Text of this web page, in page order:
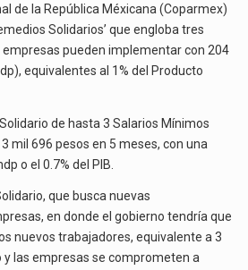
El superávit comercial de México con Estados Unidos alcanzó 102,581 millones de dólares (mdd) en…
El Tribunal Federal de Justicia Administrativa (TFJA), a través de su Segunda Sala Regional en…
‘REMEDIOS
SOLIDARIOS’
PARA
PROTEGER
de la República Méxicana (Coparmex)
Solidarios’ que engloba tres
pueden implementar con 204
equivalentes al 1% del Producto
de hasta 3 Salarios Mínimos
mil 696 pesos en 5 meses, con una
o el 0.7% del PIB.
que busca nuevas
en donde el gobierno tendría que
nuevos trabajadores, equivalente a 3
las empresas se comprometen a